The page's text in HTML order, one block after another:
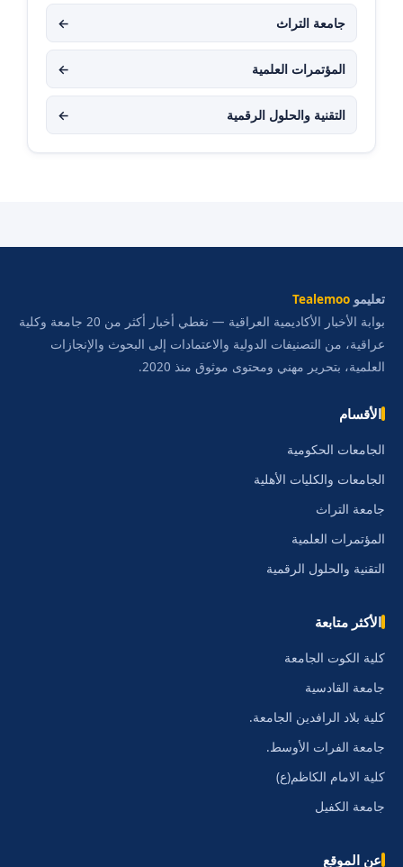
جامعة التراث ←
المؤتمرات العلمية ←
التقنية والحلول الرقمية ←
تعليمو Tealemoo
بوابة الأخبار الأكاديمية العراقية — نغطي أخبار أكثر من 20 جامعة وكلية
عراقية، من التصنيفات الدولية والاعتمادات إلى البحوث والإنجازات
العلمية، بتحرير مهني ومحتوى موثوق منذ 2020.
الأقسام
الجامعات الحكومية
الجامعات والكليات الأهلية
جامعة التراث
المؤتمرات العلمية
التقنية والحلول الرقمية
الأكثر متابعة
كلية الكوت الجامعة
جامعة القادسية
كلية بلاد الرافدين الجامعة.
جامعة الفرات الأوسط.
كلية الامام الكاظم(ع)
جامعة الكفيل
عن الموقع